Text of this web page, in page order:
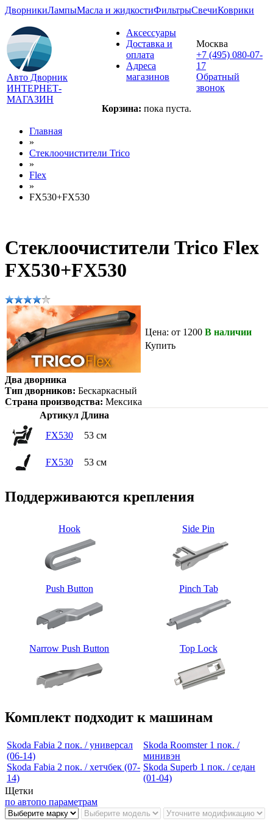
ДворникиЛампыМасла и жидкостиФильтрыСвечиКоврики
Авто Дворник
ИНТЕРНЕТ-
МАГАЗИН
Аксессуары
Доставка и
оплата
Адреса
магазинов
Корзина: пока пуста.
Москва
+7 (495) 080-07-
17
Обратный
звонок
Главная
»
Стеклоочистители Trico
»
Flex
»
FX530+FX530
Стеклоочистители Trico Flex
FX530+FX530
Цена: от 1200 В наличии
Купить
Два дворника
Тип дворников: Бескаркасный
Страна производства: Мексика
Артикул Длина
FX530
53 см
FX530 53 см
Поддерживаются крепления
Hook Side Pin
Push Button Pinch Tab
Narrow Push Button Top Lock
Комплект подходит к машинам
Skoda Fabia 2 пок. / универсал
(06-14)
Skoda Fabia 2 пок. / хетчбек (07-
14)
Skoda Roomster 1 пок. /
минивэн
Skoda Superb 1 пок. / седан
(01-04)
Щетки
по автопо параметрам